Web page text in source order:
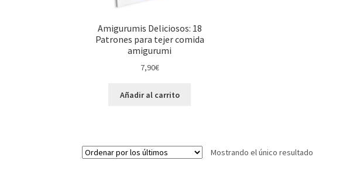
Amigurumis Deliciosos: 18
Patrones para tejer comida
amigurumi
7,90€
Añadir al carrito
Mostrando el único resultado